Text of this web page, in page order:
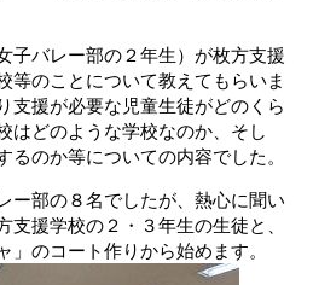
子バレー部の２年生）が枚方支援
等のことについて教えてもらいま
支援が必要な児童生徒がどのくら
はどのような学校なのか、そし
るのか等についての内容でした。
ー部の８名でしたが、熱心に聞い
支援学校の２・３年生の生徒と、
」のコート作りから始めます。